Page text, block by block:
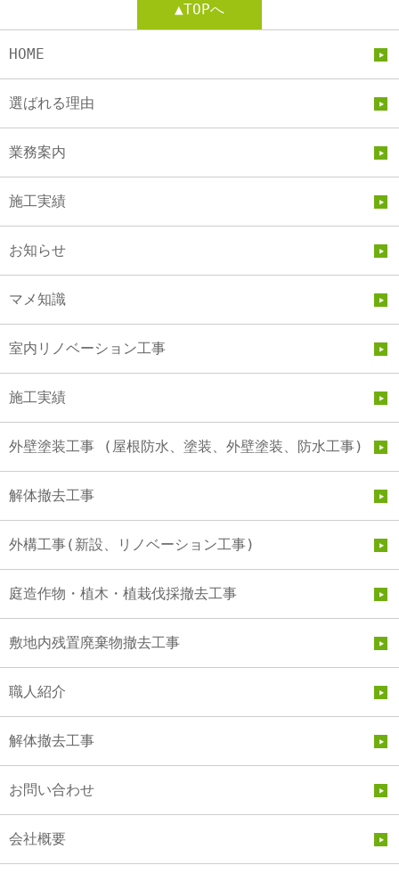
▲TOPへ
HOME
選ばれる理由
業務案内
施工実績
お知らせ
マメ知識
室内リノベーション工事
施工実績
外壁塗装工事 (屋根防水、塗装、外壁塗装、防水工事)
解体撤去工事
外構工事(新設、リノベーション工事)
庭造作物・植木・植栽伐採撤去工事
敷地内残置廃棄物撤去工事
職人紹介
解体撤去工事
お問い合わせ
会社概要